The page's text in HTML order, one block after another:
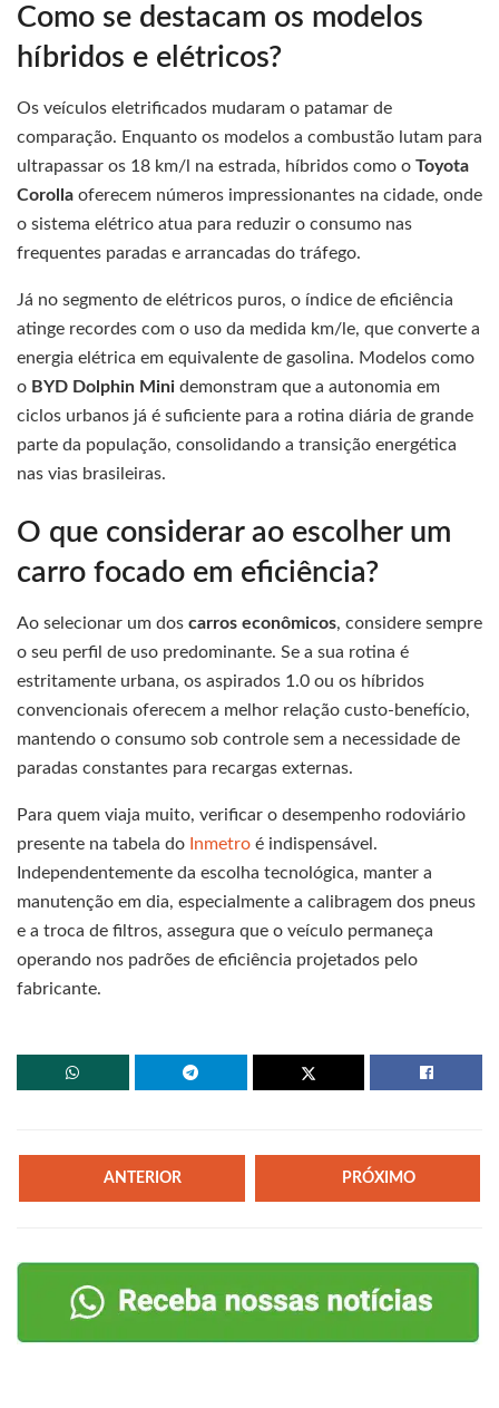
Como se destacam os modelos
híbridos e elétricos?
Os veículos eletrificados mudaram o patamar de
comparação. Enquanto os modelos a combustão lutam para
ultrapassar os 18 km/l na estrada, híbridos como o Toyota
Corolla oferecem números impressionantes na cidade, onde
o sistema elétrico atua para reduzir o consumo nas
frequentes paradas e arrancadas do tráfego.
Já no segmento de elétricos puros, o índice de eficiência
atinge recordes com o uso da medida km/le, que converte a
energia elétrica em equivalente de gasolina. Modelos como
o BYD Dolphin Mini demonstram que a autonomia em
ciclos urbanos já é suficiente para a rotina diária de grande
parte da população, consolidando a transição energética
nas vias brasileiras.
O que considerar ao escolher um
carro focado em eficiência?
Ao selecionar um dos carros econômicos, considere sempre
o seu perfil de uso predominante. Se a sua rotina é
estritamente urbana, os aspirados 1.0 ou os híbridos
convencionais oferecem a melhor relação custo-benefício,
mantendo o consumo sob controle sem a necessidade de
paradas constantes para recargas externas.
Para quem viaja muito, verificar o desempenho rodoviário
presente na tabela do Inmetro é indispensável.
Independentemente da escolha tecnológica, manter a
manutenção em dia, especialmente a calibragem dos pneus
e a troca de filtros, assegura que o veículo permaneça
operando nos padrões de eficiência projetados pelo
fabricante.
ANTERIOR PRÓXIMO